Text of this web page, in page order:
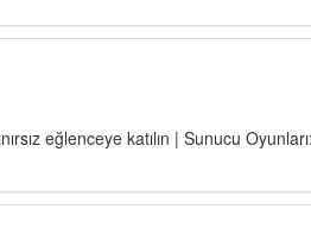
eğlenceye katılın | Sunucu